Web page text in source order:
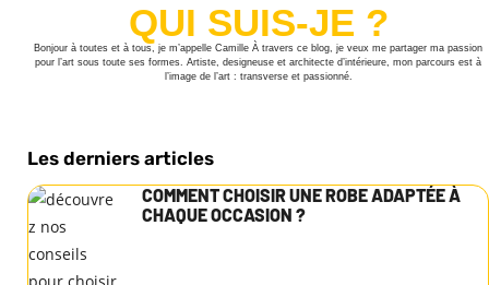
QUI SUIS-JE ?
Bonjour à toutes et à tous, je m’appelle Camille À travers ce blog, je veux me partager ma passion
pour l’art sous toute ses formes. Artiste, designeuse et architecte d’intérieure, mon parcours est à
l’image de l’art : transverse et passionné.
Les derniers articles
COMMENT CHOISIR UNE ROBE ADAPTÉE À
CHAQUE OCCASION ?